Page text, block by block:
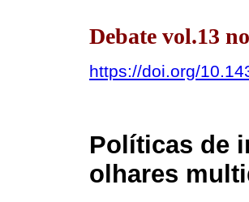
Debate vol.13
https://doi.org/
Políticas de
olhares